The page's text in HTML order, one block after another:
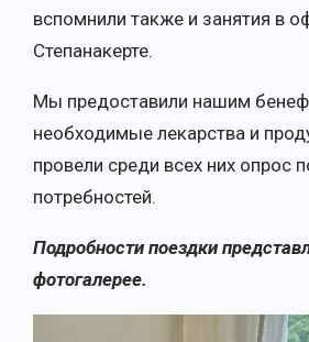
вспомнили также и занятия в
Степанакерте.
Мы предоставили нашим
необходимые лекарства и
провели среди всех них опрос
потребностей.
Подробности поездки
фотогалерее.